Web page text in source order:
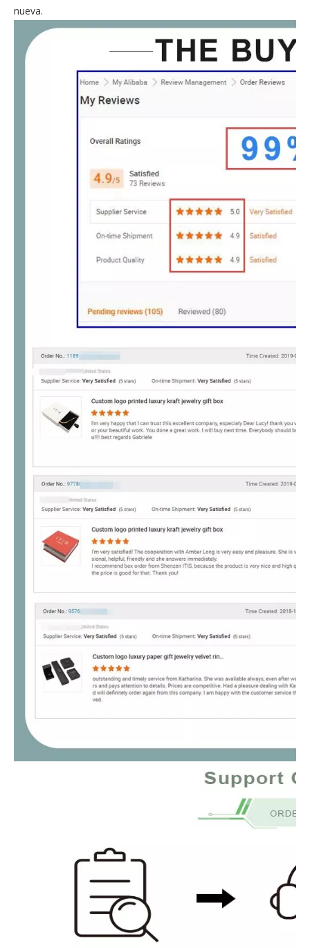
nueva.